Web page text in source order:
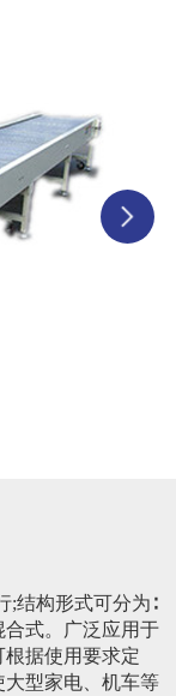
;结构形式可分为∶
式。广泛应用于
据使用要求定
型家电、机车等